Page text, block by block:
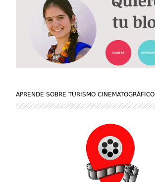
APRENDE SOBRE TURISMO CINEMATOGRÁFICO